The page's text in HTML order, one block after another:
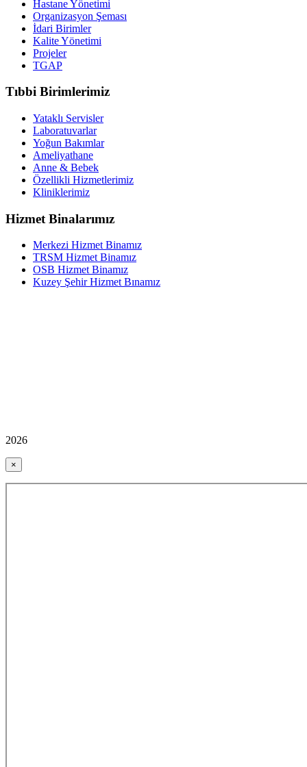
Hastane Yönetimi
Organizasyon Şeması
İdari Birimler
Kalite Yönetimi
Projeler
TGAP
Tıbbi Birimlerimiz
Yataklı Servisler
Laboratuvarlar
Yoğun Bakımlar
Ameliyathane
Anne & Bebek
Özellikli Hizmetlerimiz
Kliniklerimiz
Hizmet Binalarımız
Merkezi Hizmet Binamız
TRSM Hizmet Binamız
OSB Hizmet Binamız
Kuzey Şehir Hizmet Bınamız
2026
×